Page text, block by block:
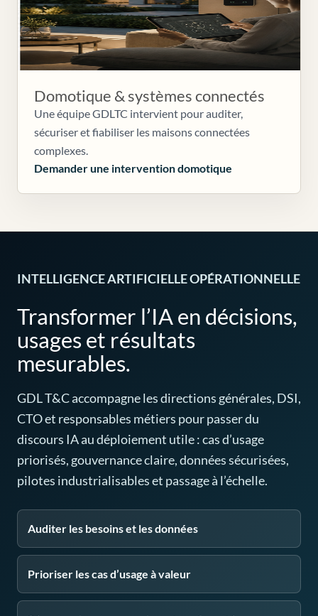
Domotique & systèmes connectés
Une équipe GDLTC intervient pour auditer,
sécuriser et fiabiliser les maisons connectées
complexes.
Demander une intervention domotique
INTELLIGENCE ARTIFICIELLE OPÉRATIONNELLE
Transformer l’IA en décisions,
usages et résultats
mesurables.
GDL T&C accompagne les directions générales, DSI,
CTO et responsables métiers pour passer du
discours IA au déploiement utile : cas d’usage
priorisés, gouvernance claire, données sécurisées,
pilotes industrialisables et passage à l’échelle.
Auditer les besoins et les données
Prioriser les cas d’usage à valeur